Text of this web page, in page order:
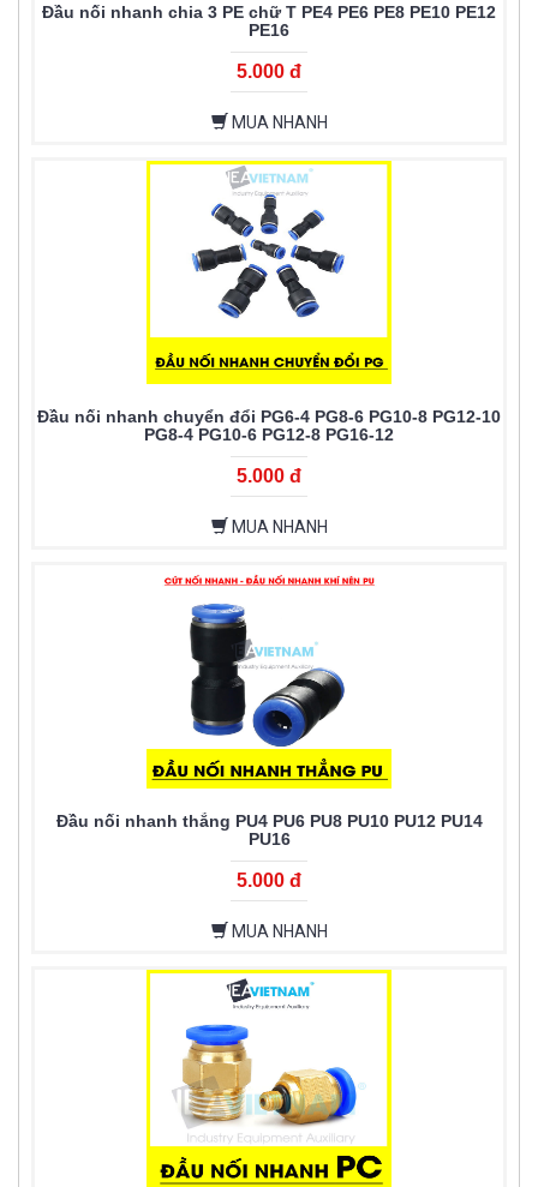
Đầu nối nhanh chia 3 PE chữ T PE4 PE6 PE8 PE10 PE12
PE16
5.000 đ
MUA NHANH
Đầu nối nhanh chuyển đổi PG6-4 PG8-6 PG10-8 PG12-10
PG8-4 PG10-6 PG12-8 PG16-12
5.000 đ
MUA NHANH
Đầu nối nhanh thẳng PU4 PU6 PU8 PU10 PU12 PU14
PU16
5.000 đ
MUA NHANH